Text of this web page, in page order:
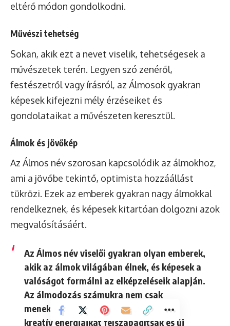
eltérő módon gondolkodni.
Művészi tehetség
Sokan, akik ezt a nevet viselik, tehetségesek a
művészetek terén. Legyen szó zenéről,
festészetről vagy írásról, az Álmosok gyakran
képesek kifejezni mély érzéseiket és
gondolataikat a művészeten keresztül.
Álmok és jövőkép
Az Álmos név szorosan kapcsolódik az álmokhoz,
ami a jövőbe tekintő, optimista hozzáállást
tükrözi. Ezek az emberek gyakran nagy álmokkal
rendelkeznek, és képesek kitartóan dolgozni azok
megvalósításáért.
Az Álmos név viselői gyakran olyan emberek,
akik az álmok világában élnek, és képesek a
valóságot formálni az elképzeléseik alapján.
Az álmodozás számukra nem csak
menekülés, hanem egy eszköz is, hogy
kreatív energiáikat felszabadítsák és új